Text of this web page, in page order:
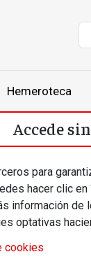
Hemeroteca
para
hacer clic
información
optativas
cookies
Accede